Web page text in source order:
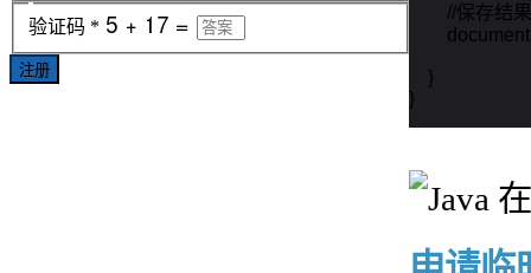
//保存结
    }
}
验证码 *
注册